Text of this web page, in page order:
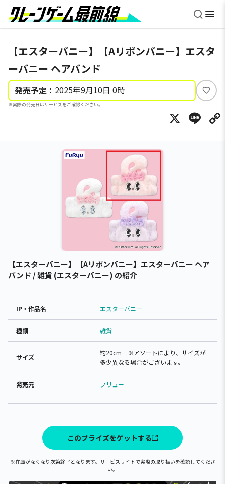
【エスターバニー】【Aリボンバニー】エスタ
ーバニー ヘアバンド
発売予定： 2025年9月10日 0時
※実際の発売日はサービスをご確認ください。
い
ね
X
【エスターバニー】【Aリボンバニー】エスターバニー ヘア
バンド / 雑貨 (エスターバニー) の紹介
IP・作品名 エスターバニー
種類 雑貨
サイズ
約20cm ※アソートにより、サイズが
多少異なる場合がございます。
発売元 フリュー
このプライズをゲットする
※在庫がなくなり次第終了となります。サービスサイトで実際の取り扱いを確認してくださ
い。